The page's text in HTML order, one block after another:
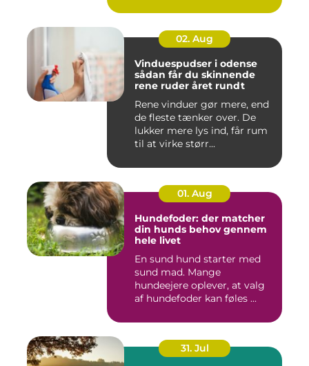
02. Aug
Vinduespudser i odense
sådan får du skinnende
rene ruder året rundt
Rene vinduer gør mere, end
de fleste tænker over. De
lukker mere lys ind, får rum
til at virke størr...
01. Aug
Hundefoder: der matcher
din hunds behov gennem
hele livet
En sund hund starter med
sund mad. Mange
hundeejere oplever, at valg
af hundefoder kan føles ...
31. Jul